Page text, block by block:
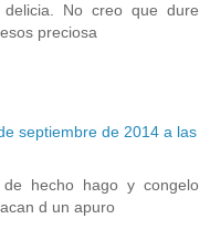
No creo que dure
preciosa
septiembre de 2014 a las
hecho hago y congelo
d un apuro